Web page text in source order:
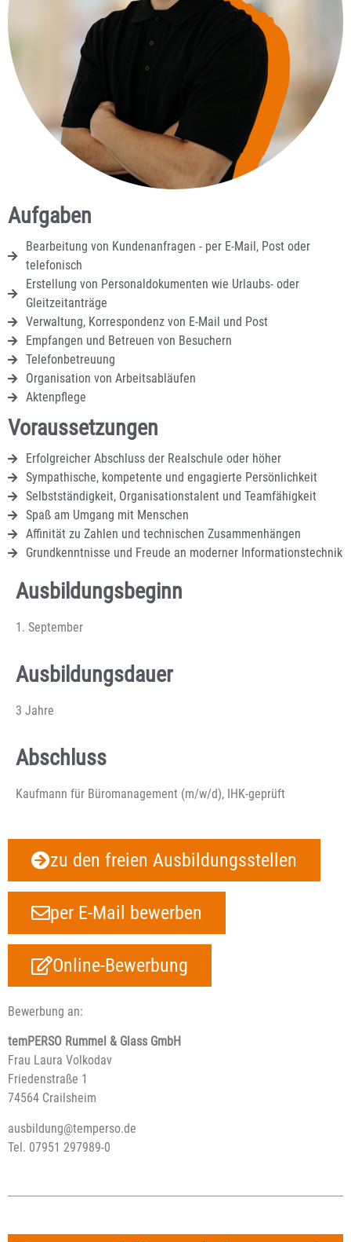
Aufgaben
Bearbeitung von Kundenanfragen - per E-Mail, Post oder
telefonisch
Erstellung von Personaldokumenten wie Urlaubs- oder
Gleitzeitanträge
Verwaltung, Korrespondenz von E-Mail und Post
Empfangen und Betreuen von Besuchern
Telefonbetreuung
Organisation von Arbeitsabläufen
Aktenpflege
Voraussetzungen
Erfolgreicher Abschluss der Realschule oder höher
Sympathische, kompetente und engagierte Persönlichkeit
Selbstständigkeit, Organisationstalent und Teamfähigkeit
Spaß am Umgang mit Menschen
Affinität zu Zahlen und technischen Zusammenhängen
Grundkenntnisse und Freude an moderner Informationstechnik
Ausbildungsbeginn
1. September
Ausbildungsdauer
3 Jahre
Abschluss
Kaufmann für Büromanagement (m/w/d), IHK-geprüft
zu den freien Ausbildungsstellen
per E-Mail bewerben
Online-Bewerbung
Bewerbung an:
temPERSO Rummel & Glass GmbH
Frau Laura Volkodav
Friedenstraße 1
74564 Crailsheim
ausbildung@temperso.de
Tel. 07951 297989-0